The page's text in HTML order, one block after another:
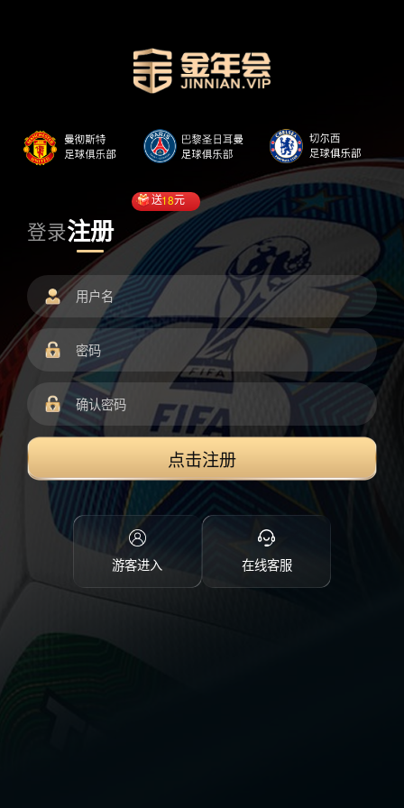
登录注册
送18元
点击注册
游客进入 在线客服